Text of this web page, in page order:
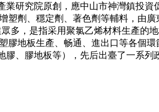
研究院原創，應中山市神灣鎮投資
劑、穩定劑、著色劑等輔料，由
多，是指采用聚氯乙烯材料生產的
地板生產、畅通、進出口等各個環
、膠地板等），先后出臺了一系列